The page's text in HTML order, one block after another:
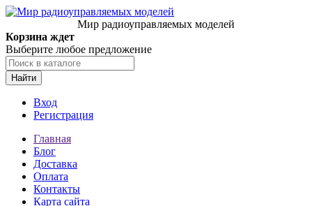
Мир радиоуправляемых моделей
Корзина ждет
Выберите любое предложение
Найти
Вход
Регистрация
Главная
Блог
Доставка
Оплата
Контакты
Карта сайта